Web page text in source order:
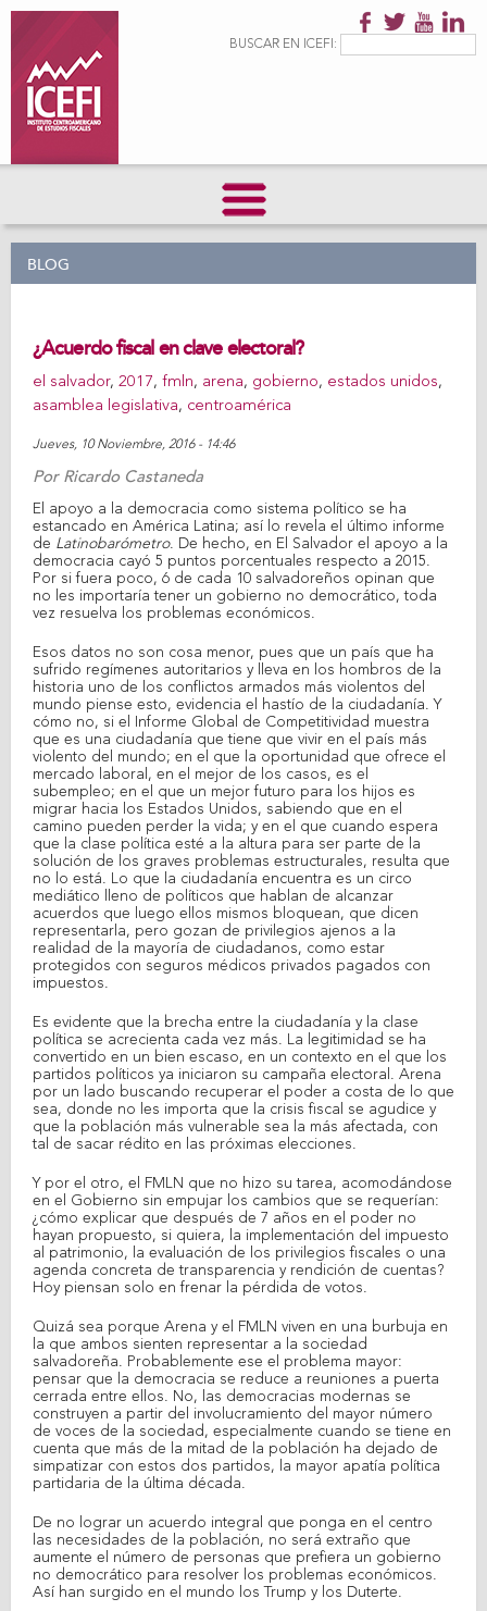
principalFormulario de
BUSCAR EN ICEFI:
BLOG
¿Acuerdo fiscal en clave electoral?
el salvador, 2017, fmln, arena, gobierno, estados unidos,
asamblea legislativa, centroamérica
Jueves, 10 Noviembre, 2016 - 14:46
Por Ricardo Castaneda
Share on Facebook
Tweet Widget
El apoyo a la democracia como sistema político se ha
estancado en América Latina; así lo revela el último informe
de Latinobarómetro. De hecho, en El Salvador el apoyo a la
democracia cayó 5 puntos porcentuales respecto a 2015.
Por si fuera poco, 6 de cada 10 salvadoreños opinan que
no les importaría tener un gobierno no democrático, toda
vez resuelva los problemas económicos.
Esos datos no son cosa menor, pues que un país que ha
sufrido regímenes autoritarios y lleva en los hombros de la
historia uno de los conflictos armados más violentos del
mundo piense esto, evidencia el hastío de la ciudadanía. Y
cómo no, si el Informe Global de Competitividad muestra
que es una ciudadanía que tiene que vivir en el país más
violento del mundo; en el que la oportunidad que ofrece el
mercado laboral, en el mejor de los casos, es el
subempleo; en el que un mejor futuro para los hijos es
migrar hacia los Estados Unidos, sabiendo que en el
camino pueden perder la vida; y en el que cuando espera
que la clase política esté a la altura para ser parte de la
solución de los graves problemas estructurales, resulta que
no lo está. Lo que la ciudadanía encuentra es un circo
mediático lleno de políticos que hablan de alcanzar
acuerdos que luego ellos mismos bloquean, que dicen
representarla, pero gozan de privilegios ajenos a la
realidad de la mayoría de ciudadanos, como estar
protegidos con seguros médicos privados pagados con
impuestos.
Es evidente que la brecha entre la ciudadanía y la clase
política se acrecienta cada vez más. La legitimidad se ha
convertido en un bien escaso, en un contexto en el que los
partidos políticos ya iniciaron su campaña electoral. Arena
por un lado buscando recuperar el poder a costa de lo que
sea, donde no les importa que la crisis fiscal se agudice y
que la población más vulnerable sea la más afectada, con
tal de sacar rédito en las próximas elecciones.
Y por el otro, el FMLN que no hizo su tarea, acomodándose
en el Gobierno sin empujar los cambios que se requerían:
¿cómo explicar que después de 7 años en el poder no
hayan propuesto, si quiera, la implementación del impuesto
al patrimonio, la evaluación de los privilegios fiscales o una
agenda concreta de transparencia y rendición de cuentas?
Hoy piensan solo en frenar la pérdida de votos.
Quizá sea porque Arena y el FMLN viven en una burbuja en
la que ambos sienten representar a la sociedad
salvadoreña. Probablemente ese el problema mayor:
pensar que la democracia se reduce a reuniones a puerta
cerrada entre ellos. No, las democracias modernas se
construyen a partir del involucramiento del mayor número
de voces de la sociedad, especialmente cuando se tiene en
cuenta que más de la mitad de la población ha dejado de
simpatizar con estos dos partidos, la mayor apatía política
partidaria de la última década.
De no lograr un acuerdo integral que ponga en el centro
las necesidades de la población, no será extraño que
aumente el número de personas que prefiera un gobierno
no democrático para resolver los problemas económicos.
Así han surgido en el mundo los Trump y los Duterte.